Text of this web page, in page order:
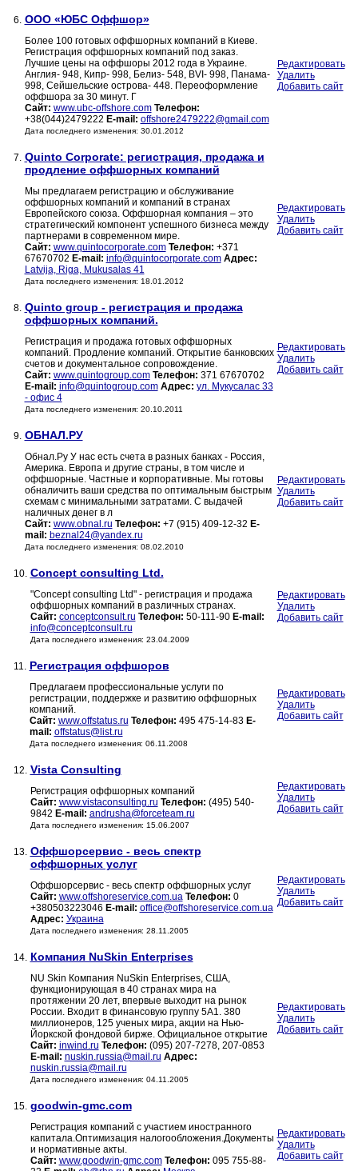
6. ООО «ЮБС Оффшор»
Более 100 готовых оффшорных компаний в Киеве.
Регистрация оффшорных компаний под заказ.
Лучшие цены на оффшоры 2012 года в Украине.
Англия- 948, Кипр- 998, Белиз- 548, BVI- 998, Панама-
998, Сейшельские острова- 448. Переоформление
оффшора за 30 минут. Г
Сайт: www.ubc-offshore.com Телефон:
+38(044)2479222 E-mail: offshore2479222@gmail.com
Дата последнего изменения: 30.01.2012
Редактировать
Удалить
Добавить сайт
7. Quinto Corporate: регистрация, продажа и
продление оффшорных компаний
Мы предлагаем регистрацию и обслуживание
оффшорных компаний и компаний в странах
Европейского союза. Оффшорная компания – это
стратегический компонент успешного бизнеса между
партнерами в современном мире.
Сайт: www.quintocorporate.com Телефон: +371
67670702 E-mail: info@quintocorporate.com Адрес:
Latvija, Riga, Mukusalas 41
Дата последнего изменения: 18.01.2012
Редактировать
Удалить
Добавить сайт
8. Quinto group - регистрация и продажа
оффшорных компаний.
Регистрация и продажа готовых оффшорных
компаний. Продление компаний. Открытие банковских
счетов и документальное сопровождение.
Сайт: www.quintogroup.com Телефон: 371 67670702
E-mail: info@quintogroup.com Адрес: ул. Мукусалас 33
- офис 4
Дата последнего изменения: 20.10.2011
Редактировать
Удалить
Добавить сайт
9. ОБНАЛ.РУ
Обнал.Ру У нас есть счета в разных банках - Россия,
Америка. Европа и другие страны, в том числе и
оффшорные. Частные и корпоративные. Мы готовы
обналичить ваши средства по оптимальным быстрым
схемам с минимальными затратами. С выдачей
наличных денег в л
Сайт: www.obnal.ru Телефон: +7 (915) 409-12-32 E-
mail: beznal24@yandex.ru
Дата последнего изменения: 08.02.2010
Редактировать
Удалить
Добавить сайт
10. Concept consulting Ltd.
"Concept consulting Ltd" - регистрация и продажа
оффшорных компаний в различных странах.
Сайт: conceptconsult.ru Телефон: 50-111-90 E-mail:
info@conceptconsult.ru
Дата последнего изменения: 23.04.2009
Редактировать
Удалить
Добавить сайт
11. Регистрация оффшоров
Предлагаем профессиональные услуги по
регистрации, поддержке и развитию оффшорных
компаний.
Сайт: www.offstatus.ru Телефон: 495 475-14-83 E-
mail: offstatus@list.ru
Дата последнего изменения: 06.11.2008
Редактировать
Удалить
Добавить сайт
12. Vista Consulting
Регистрация оффшорных компаний
Сайт: www.vistaconsulting.ru Телефон: (495) 540-
9842 E-mail: andrusha@forceteam.ru
Дата последнего изменения: 15.06.2007
Редактировать
Удалить
Добавить сайт
13. Оффшорсервис - весь спектр
оффшорных услуг
Оффшорсервис - весь спектр оффшорных услуг
Сайт: www.offshoreservice.com.ua Телефон: 0
+380503223046 E-mail: office@offshoreservice.com.ua
Адрес: Украина
Дата последнего изменения: 28.11.2005
Редактировать
Удалить
Добавить сайт
14. Компания NuSkin Enterprises
NU Skin Компания NuSkin Enterprises, США,
функционирующая в 40 странах мира на
протяжении 20 лет, впервые выходит на рынок
России. Входит в финансовую группу 5А1. 380
миллионеров, 125 ученых мира, акции на Нью-
Йоркской фондовой бирже. Официальное открытие
Сайт: inwind.ru Телефон: (095) 207-7278, 207-0853
E-mail: nuskin.russia@mail.ru Адрес:
nuskin.russia@mail.ru
Дата последнего изменения: 04.11.2005
Редактировать
Удалить
Добавить сайт
15. goodwin-gmc.com
Регистрация компаний с участием иностранного
капитала.Оптимизация налогообложения.Документы
и нормативные акты.
Сайт: www.goodwin-gmc.com Телефон: 095 755-88-
Редактировать
Удалить
Добавить сайт